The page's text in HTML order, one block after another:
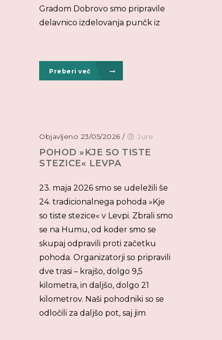
Gradom Dobrovo smo pripravile
delavnico izdelovanja punčk iz
Preberi več
Objavljeno 23/05/2026 / Jure
POHOD »KJE SO TISTE
STEZICE« LEVPA
23. maja 2026 smo se udeležili še
24. tradicionalnega pohoda »Kje
so tiste stezice« v Levpi. Zbrali smo
se na Humu, od koder smo se
skupaj odpravili proti začetku
pohoda. Organizatorji so pripravili
dve trasi – krajšo, dolgo 9,5
kilometra, in daljšo, dolgo 21
kilometrov. Naši pohodniki so se
odločili za daljšo pot, saj jim